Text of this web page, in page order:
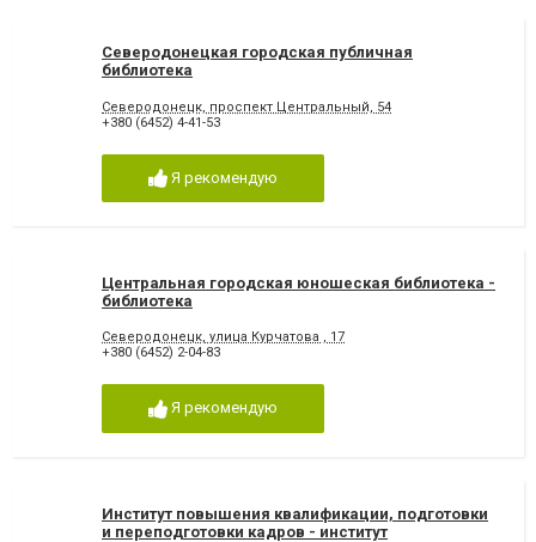
Северодонецкая городская публичная
библиотека
Северодонецк, проспект Центральный, 54
+380 (6452) 4-41-53
Я рекомендую
Центральная городская юношеская библиотека -
библиотека
Северодонецк, улица Курчатова , 17
+380 (6452) 2-04-83
Я рекомендую
Институт повышения квалификации, подготовки
и переподготовки кадров - институт